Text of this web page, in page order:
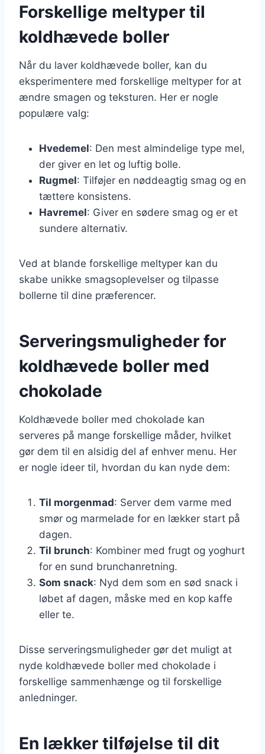
Forskellige meltyper til
koldhævede boller
Når du laver koldhævede boller, kan du
eksperimentere med forskellige meltyper for at
ændre smagen og teksturen. Her er nogle
populære valg:
Hvedemel: Den mest almindelige type mel,
der giver en let og luftig bolle.
Rugmel: Tilføjer en nøddeagtig smag og en
tættere konsistens.
Havremel: Giver en sødere smag og er et
sundere alternativ.
Ved at blande forskellige meltyper kan du
skabe unikke smagsoplevelser og tilpasse
bollerne til dine præferencer.
Serveringsmuligheder for
koldhævede boller med
chokolade
Koldhævede boller med chokolade kan
serveres på mange forskellige måder, hvilket
gør dem til en alsidig del af enhver menu. Her
er nogle ideer til, hvordan du kan nyde dem:
Til morgenmad: Server dem varme med
smør og marmelade for en lækker start på
dagen.
Til brunch: Kombiner med frugt og yoghurt
for en sund brunchanretning.
Som snack: Nyd dem som en sød snack i
løbet af dagen, måske med en kop kaffe
eller te.
Disse serveringsmuligheder gør det muligt at
nyde koldhævede boller med chokolade i
forskellige sammenhænge og til forskellige
anledninger.
En lækker tilføjelse til dit